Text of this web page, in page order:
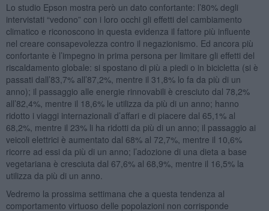
Lo studio Epson mostra però un dato confortante: l’80% degli
intervistati “vedono” con i loro occhi gli effetti del cambiamento
climatico e riconoscono in questa evidenza il fattore più influente
nel creare consapevolezza contro il negazionismo. Ed ancora più
confortante è l’impegno in prima persona per limitare gli effetti del
riscaldamento globale: si spostano di più a piedi o in bicicletta (si è
passati dall’83,7% all’87,2%, mentre il 31,8% lo fa da più di un
anno); il passaggio alle energie rinnovabili è cresciuto dal 78,2%
all’82,4%, mentre il 18,6% le utilizza da più di un anno; hanno
ridotto i viaggi internazionali d’affari e di piacere dal 65,1% al
68,2%, mentre il 23% li ha ridotti da più di un anno; il passaggio ai
veicoli elettrici è aumentato dal 68% al 72,7%, mentre il 10,6%
ricorre ad essi da più di un anno; l’adozione di una dieta a base
vegetariana è cresciuta dal 67,6% al 68,9%, mentre il 16,5% la
utilizza da più di un anno.
Vedremo la prossima settimana che a questa tendenza al
comportamento virtuoso delle popolazioni non corrisponde